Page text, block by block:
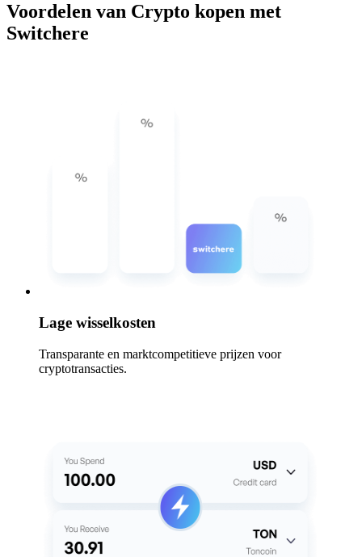
Voordelen van Crypto kopen met
Switchere
Lage wisselkosten
Transparante en marktcompetitieve prijzen voor
cryptotransacties.